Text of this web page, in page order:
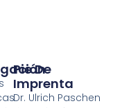
Pie De
Imprenta
Dr. Ulrich Paschen